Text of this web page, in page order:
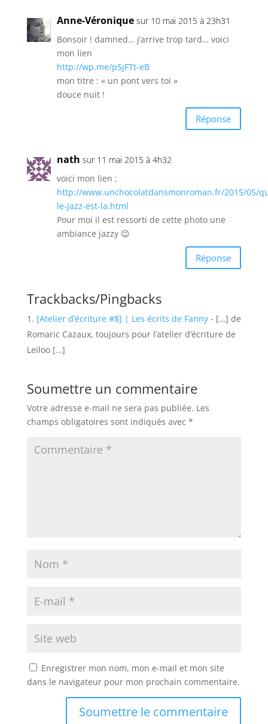
Anne-Véronique sur 10 mai 2015 à 23h31
Bonsoir ! damned… j’arrive trop tard… voici
mon lien
http://wp.me/p5jFTt-eB
mon titre : « un pont vers toi »
douce nuit !
Réponse
nath sur 11 mai 2015 à 4h32
voici mon lien ;
http://www.unchocolatdansmonroman.fr/2015/05/
le-jazz-est-la.html
Pour moi il est ressorti de cette photo une
ambiance jazzy 😉
Réponse
Trackbacks/Pingbacks
[Atelier d’écriture #8] | Les écrits de Fanny- […] de
Romaric Cazaux, toujours pour l’atelier d’écriture de
Leiloo […]
Soumettre un commentaire
Votre adresse e-mail ne sera pas publiée. Les
champs obligatoires sont indiqués avec *
Enregistrer mon nom, mon e-mail et mon site
dans le navigateur pour mon prochain commentaire.
Soumettre le commentaire